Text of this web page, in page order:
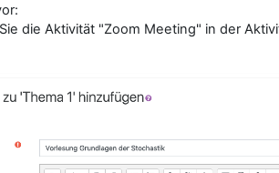
die Aktivität "Zoom Meeting" in der